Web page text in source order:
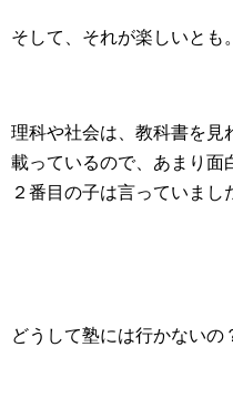
そして、それが楽しいとも。
理科や社会は、教科書を見
載っているので、あまり面
２番目の子は言っていまし
どうして塾には行かないの